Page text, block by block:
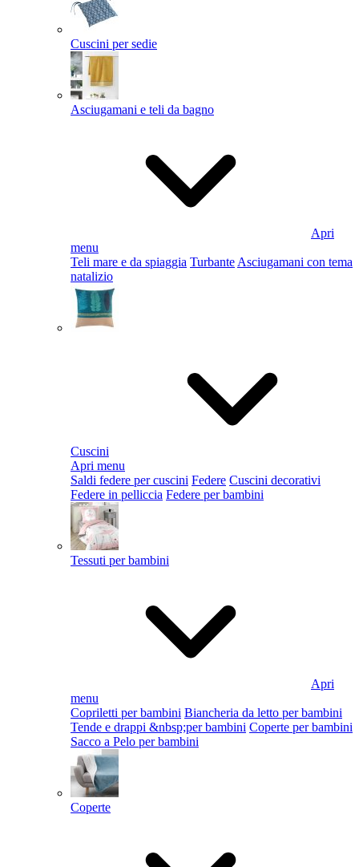
Cuscini per sedie
Asciugamani e teli da bagno
Apri
menu
Teli mare e da spiaggia Turbante Asciugamani con tema
natalizio
Cuscini
Apri menu
Saldi federe per cuscini Federe Cuscini decorativi
Federe in pelliccia Federe per bambini
Tessuti per bambini
Apri
menu
Copriletti per bambini Biancheria da letto per bambini
Tende e drappi &nbsp;per bambini Coperte per bambini
Sacco a Pelo per bambini
Coperte